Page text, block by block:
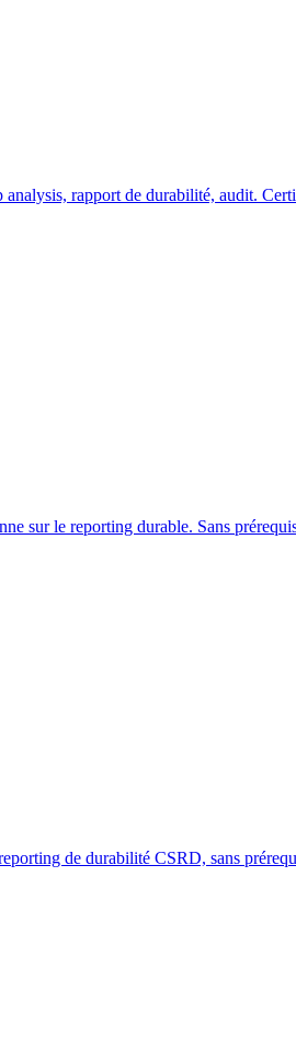
rapport de durabilité, audit.
sur le reporting durable. Sans
de durabilité CSRD, sans